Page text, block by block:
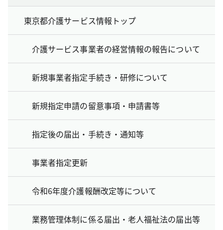
東京都介護サービス情報トップ
介護サービス事業者の経営情報の報告について
新規事業者指定手続き・研修について
新規指定申請の留意事項・申請書等
指定後の届出・手続き・通知等
事業者指定更新
令和6年度介護報酬改定等について
業務管理体制に係る届出・老人福祉法の届出等